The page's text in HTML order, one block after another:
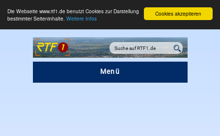
Cookies akzeptieren
Die Webseite www.rtf1.de benutzt Cookies zur Darstellung
bestimmter Seiteninhalte. Weitere Infos
Menü